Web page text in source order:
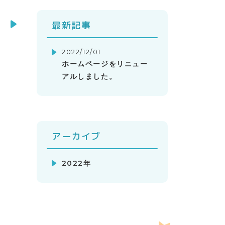
最新記事
2022/12/01
ホームページをリニュー
アルしました。
アーカイブ
2022年